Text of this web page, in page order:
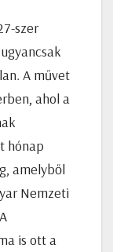
szer
A művet
ahol a
hónap
amelyből
Nemzeti
is ott a